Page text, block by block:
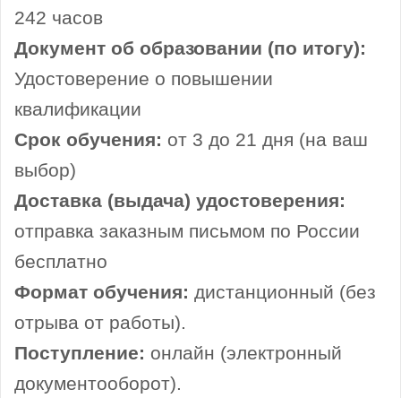
242 часов
Документ об образовании (по итогу):
Удостоверение о повышении
квалификации
Срок обучения: от 3 до 21 дня (на ваш
выбор)
Доставка (выдача) удостоверения:
отправка заказным письмом по России
бесплатно
Формат обучения: дистанционный (без
отрыва от работы).
Поступление: онлайн (электронный
документооборот).